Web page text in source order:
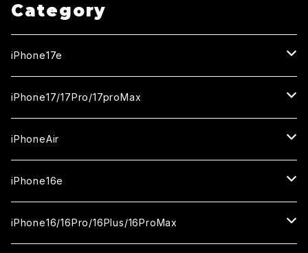
Category
iPhone17e
ガラスフィルム
セラミックフィルム
カメラ用フィルム
iPhone17/17Pro/17proMax
iPhone17
ガラスフィルム
セラミックフィルム
iPhone17Pro
ガラスフィルム
iPhone17proMax
iPhoneAir
ガラスフィルム
セラミックフィルム
iPhone16e
ガラスフィルム
iPhone16/16Pro/16Plus/16ProMax